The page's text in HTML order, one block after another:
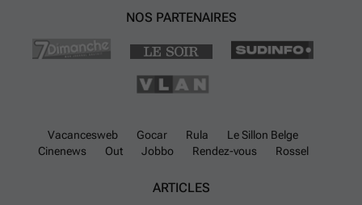
NOS PARTENAIRES
Vacancesweb Gocar Rula
Le Sillon Belge
Cinenews
Out Jobbo Rendez-vous Rossel
ARTICLES